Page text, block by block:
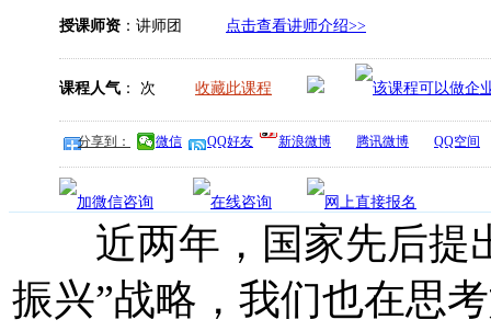
授课师资 ：讲师团 点击查看讲师介绍>>
课程人气 ： 次 收藏此课程
分享到： 微信 QQ好友 新浪微博 腾讯微博 QQ空间
近两年，国家先后提
振兴”战略，我们也在思